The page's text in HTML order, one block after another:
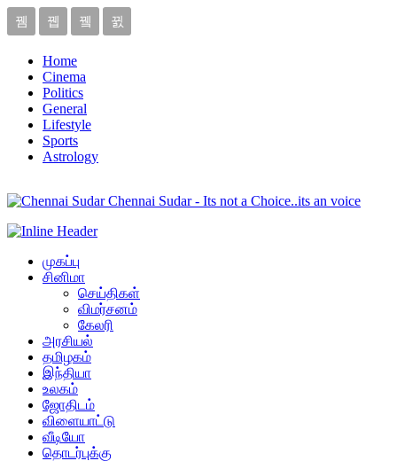
Home
Cinema
Politics
General
Lifestyle
Sports
Astrology
Chennai Sudar - Its not a Choice..its an voice
முகப்பு
சினிமா
செய்திகள்
விமர்சனம்
கேலரி
அரசியல்
தமிழகம்
இந்தியா
உலகம்
ஜோதிடம்
விளையாட்டு
வீடியோ
தொடர்புக்கு